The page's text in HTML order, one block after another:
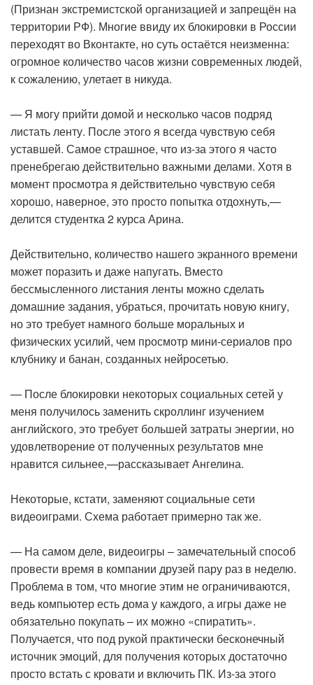
(Признан экстремистской организацией и запрещён на
территории РФ). Многие ввиду их блокировки в России
переходят во Вконтакте, но суть остаётся неизменна:
огромное количество часов жизни современных людей,
к сожалению, улетает в никуда.
— Я могу прийти домой и несколько часов подряд
листать ленту. После этого я всегда чувствую себя
уставшей. Самое страшное, что из-за этого я часто
пренебрегаю действительно важными делами. Хотя в
момент просмотра я действительно чувствую себя
хорошо, наверное, это просто попытка отдохнуть,—
делится студентка 2 курса Арина.
Действительно, количество нашего экранного времени
может поразить и даже напугать. Вместо
бессмысленного листания ленты можно сделать
домашние задания, убраться, прочитать новую книгу,
но это требует намного больше моральных и
физических усилий, чем просмотр мини-сериалов про
клубнику и банан, созданных нейросетью.
— После блокировки некоторых социальных сетей у
меня получилось заменить скроллинг изучением
английского, это требует большей затраты энергии, но
удовлетворение от полученных результатов мне
нравится сильнее,—рассказывает Ангелина.
Некоторые, кстати, заменяют социальные сети
видеоиграми. Схема работает примерно так же.
— На самом деле, видеоигры – замечательный способ
провести время в компании друзей пару раз в неделю.
Проблема в том, что многие этим не ограничиваются,
ведь компьютер есть дома у каждого, а игры даже не
обязательно покупать – их можно «спиратить».
Получается, что под рукой практически бесконечный
источник эмоций, для получения которых достаточно
просто встать с кровати и включить ПК. Из-за этого